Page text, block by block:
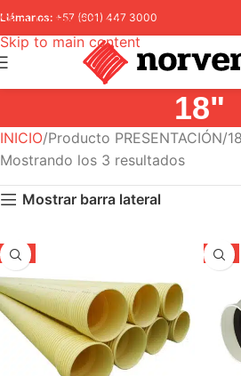
Skip to navigation
Skip to main content
Llámanos: +57 (601) 447 3000
18"
INICIO Producto PRESENTACIÓN
Mostrando los 3 resultados
Mostrar barra lateral
-5% -5%